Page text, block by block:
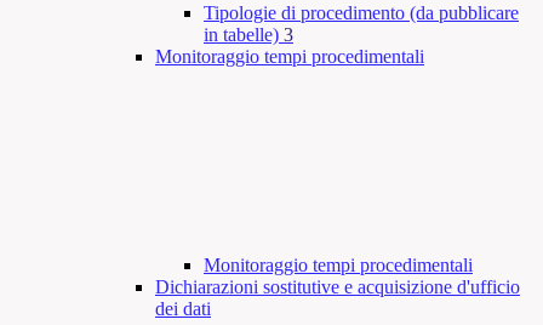
Tipologie di procedimento (da pubblicare
in tabelle) 3
Monitoraggio tempi procedimentali
Monitoraggio tempi procedimentali
Dichiarazioni sostitutive e acquisizione d'ufficio
dei dati